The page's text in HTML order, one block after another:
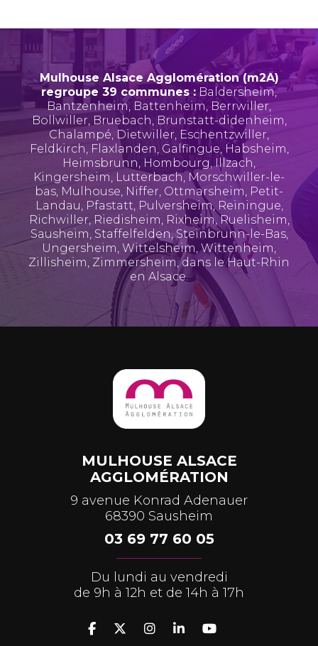
Mulhouse Alsace Agglomération (m2A)
regroupe 39 communes : Baldersheim,
Bantzenheim, Battenheim, Berrwiller,
Bollwiller, Bruebach,Brunstatt-didenheim,
Chalampé, Dietwiller, Eschentzwiller,
Feldkirch, Flaxlanden,Galfingue, Habsheim,
Heimsbrunn, Hombourg,Illzach,
Kingersheim, Lutterbach, Morschwiller-le-
bas, Mulhouse, Niffer, Ottmarsheim, Petit-
Landau, Pfastatt, Pulversheim, Reiningue,
Richwiller, Riedisheim, Rixheim,Ruelisheim,
Sausheim, Staffelfelden, Steinbrunn-le-Bas,
Ungersheim, Wittelsheim,Wittenheim,
Zillisheim, Zimmersheim, dans le Haut-Rhin
en Alsace.
MULHOUSE ALSACE
AGGLOMÉRATION
9 avenue Konrad Adenauer
68390 Sausheim
03 69 77 60 05
Du lundi au vendredi
de 9h à 12h et de 14h à 17h